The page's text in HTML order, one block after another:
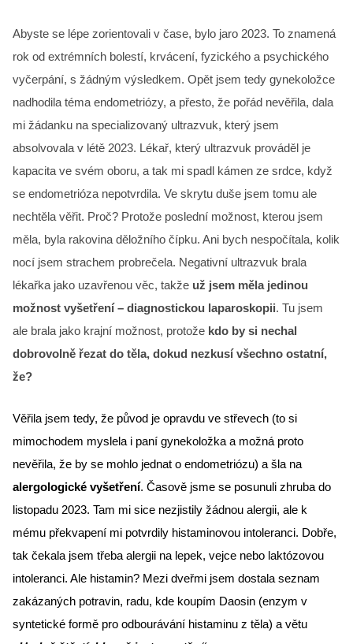
Abyste se lépe zorientovali v čase, bylo jaro 2023. To znamená
rok od extrémních bolestí, krvácení, fyzického a psychického
vyčerpání, s žádným výsledkem. Opět jsem tedy gynekoložce
nadhodila téma endometriózy, a přesto, že pořád nevěřila, dala
mi žádanku na specializovaný ultrazvuk, který jsem
absolvovala v létě 2023. Lékař, který ultrazvuk prováděl je
kapacita ve svém oboru, a tak mi spadl kámen ze srdce, když
se endometrióza nepotvrdila. Ve skrytu duše jsem tomu ale
nechtěla věřit. Proč? Protože poslední možnost, kterou jsem
měla, byla rakovina děložního čípku. Ani bych nespočítala, kolik
nocí jsem strachem probrečela. Negativní ultrazvuk brala
lékařka jako uzavřenou věc, takže už jsem měla jedinou
možnost vyšetření – diagnostickou laparoskopii. Tu jsem
ale brala jako krajní možnost, protože kdo by si nechal
dobrovolně řezat do těla, dokud nezkusí všechno ostatní,
že?
Věřila jsem tedy, že původ je opravdu ve střevech (to si
mimochodem myslela i paní gynekoložka a možná proto
alergologické vyšetření. Časově jsme se posunuli zhruba do
listopadu 2023. Tam mi sice nezjistily žádnou alergii, ale k
mému překvapení mi potvrdily histaminovou intoleranci. Dobře,
tak čekala jsem třeba alergii na lepek, vejce nebo laktózovou
intoleranci. Ale histamin? Mezi dveřmi jsem dostala seznam
zakázaných potravin, radu, kde koupím Daosin (enzym v